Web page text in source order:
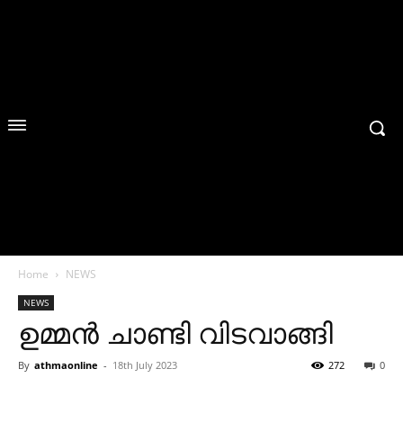
Home NEWS
NEWS
ഉമ്മന്‍ ചാണ്ടി വിടവാങ്ങി
By athmaonline - 18th July 2023 0
272